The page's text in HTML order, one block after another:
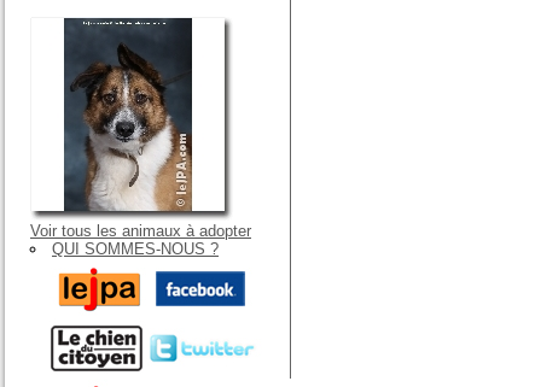
Voir tous les animaux à adopter
QUI SOMMES-NOUS ?